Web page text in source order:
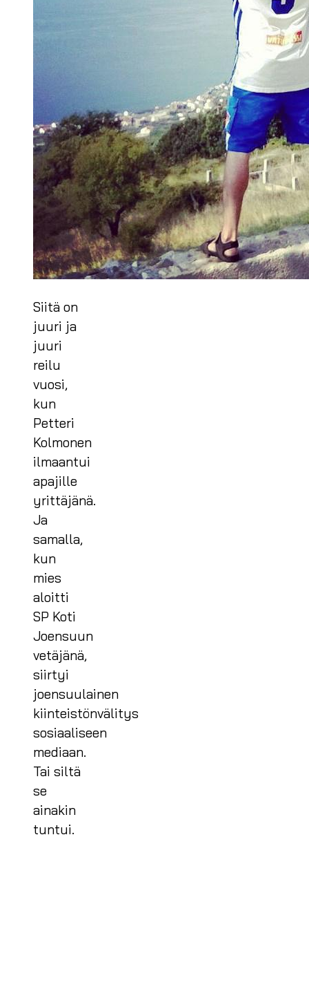
Siitä on
juuri ja
juuri
reilu
vuosi,
kun
Petteri
Kolmonen
ilmaantui
apajille
yrittäjänä.
Ja
samalla,
kun
mies
aloitti
SP Koti
Joensuun
vetäjänä,
siirtyi
joensuulainen
kiinteistönvälitys
sosiaaliseen
mediaan.
Tai siltä
se
ainakin
tuntui.